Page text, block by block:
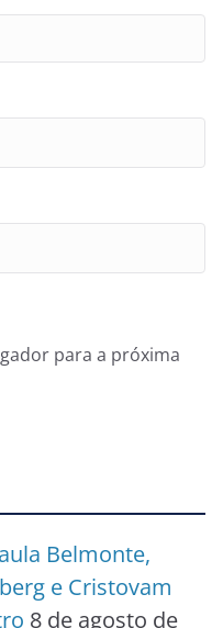
para a próxima
Belmonte,
e Cristovam
8 de agosto de